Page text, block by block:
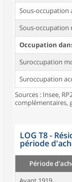
Sous-occupation
Sous-occupation
Occupation
Suroccupation
Suroccupation
Sources : Insee,
complémentaires,
LOG T8 -
période
Période